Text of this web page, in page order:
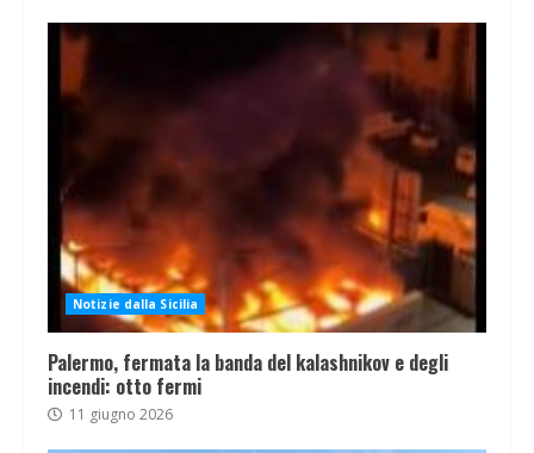
Notizie dalla Sicilia
Palermo, fermata la banda del kalashnikov e degli
incendi: otto fermi
11 giugno 2026